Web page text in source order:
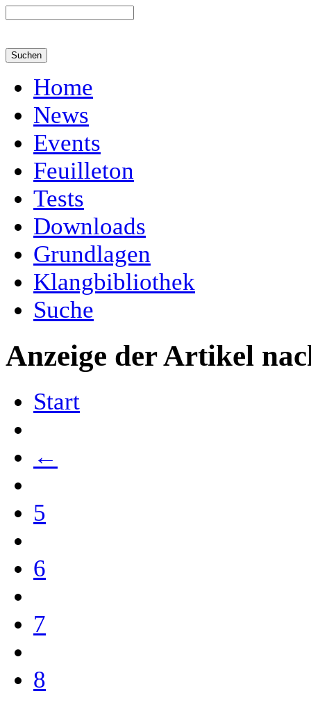
Home
News
Events
Feuilleton
Tests
Downloads
Grundlagen
Klangbibliothek
Suche
Anzeige der Artikel
Start
←
5
6
7
8